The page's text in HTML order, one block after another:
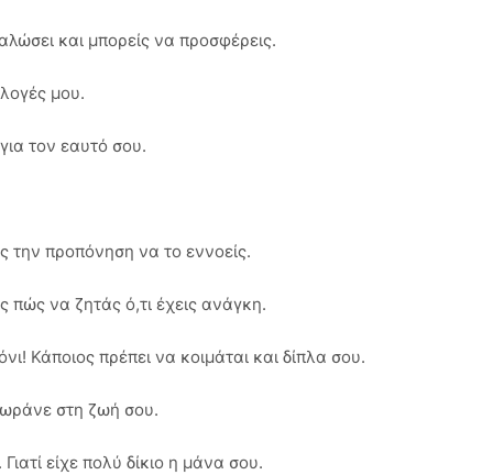
και μπορείς να προσφέρεις.
μου.
τον εαυτό σου.
την προπόνηση να το εννοείς.
πώς να ζητάς ό,τι έχεις ανάγκη.
Κάποιος πρέπει να κοιμάται και δίπλα σου.
στη ζωή σου.
είχε πολύ δίκιο η μάνα σου.